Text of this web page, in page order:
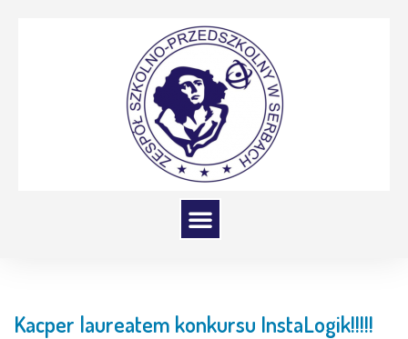
Kacper laureatem konkursu InstaLogik!!!!!